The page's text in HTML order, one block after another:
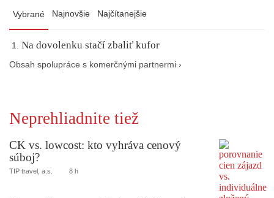
Vybrané Najnovšie Najčítanejšie
Na dovolenku stačí zbaliť kufor
Obsah spolupráce s komerčnými partnermi ›
Neprehliadnite tiež
CK vs. lowcost: kto vyhráva cenový
súboj?
TIP travel, a.s. 8 h